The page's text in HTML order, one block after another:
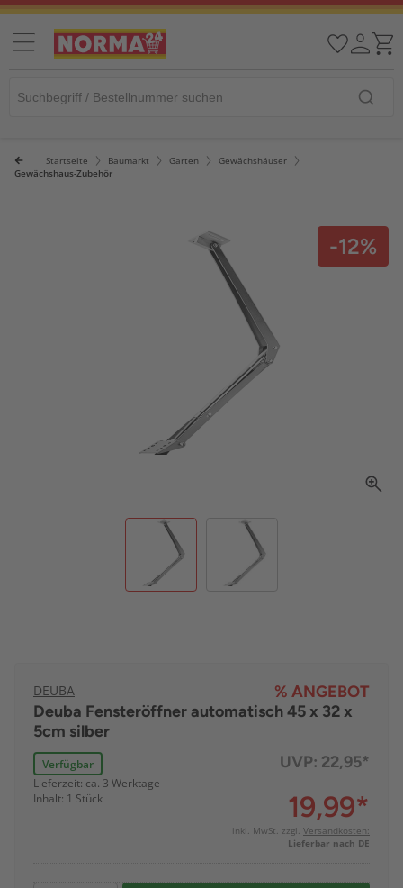
Startseite Baumarkt Garten
Gewächshäuser
Gewächshaus-Zubehör
-12%
DEUBA
% ANGEBOT
Deuba Fensteröffner automatisch 45 x 32 x
5cm silber
Verfügbar
Lieferzeit: ca. 3 Werktage
Inhalt: 1 Stück
UVP: 22,95*
19,99*
inkl. MwSt. zzgl. Versandkosten:
Lieferbar nach DE